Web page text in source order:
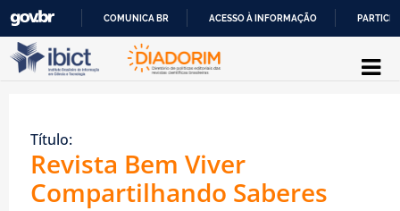
IR
COMUNICA BR ACESSO À INFORMAÇÃO
Pular para o conteúdo
Título:
Revista Bem Viver
Compartilhando Saberes